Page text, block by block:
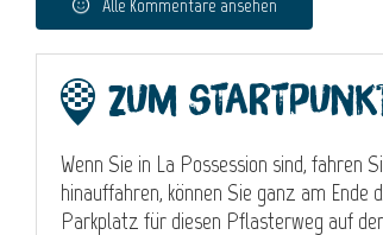
Alle Kommentare ansehen
Zum
Wenn Sie in La Possession sind, fahren
hinauffahren, können Sie ganz am
Parkplatz für diesen Pflasterweg auf